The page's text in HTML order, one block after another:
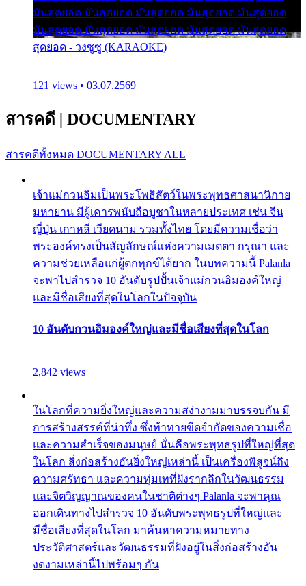
มันสุดยอด มันสุดยอด มันสุดยอด มันสุดยอด มันสุดยอด
มันสุดยอด มันสุดยอด มันสุดยอด มันสุดยอด มันสุดยอด
สุดยอด - วงซูซู (KARAOKE)
121 views • 03.07.2569
สารคดี | DOCUMENTARY
สารคดีทั้งหมด DOCUMENTARY ALL
เจ้าแม่กวนอิมเป็นพระโพธิสัตว์ในพระพุทธศาสนานิกาย
มหายาน มีผู้เคารพนับถือบูชาในหลายประเทศ เช่น จีน
ญี่ปุ่น เกาหลี เวียดนาม รวมทั้งไทย โดยมีความเชื่อว่า
พระองค์ทรงเป็นสัญลักษณ์แห่งความเมตตา กรุณา และ
ความช่วยเหลือแก่ผู้ตกทุกข์ได้ยาก ในบทความนี้ Palanla
จะพาไปสำรวจ 10 อันดับรูปปั้นเจ้าแม่กวนอิมองค์ใหญ่
และมีชื่อเสียงที่สุดในโลกในปัจจุบัน
10 อันดับกวนอิมองค์ใหญ่และมีชื่อเสียงที่สุดในโลก
2,842 views
ในโลกที่ความยิ่งใหญ่และความสง่างามมาบรรจบกัน มี
การสร้างสรรค์ที่น่าทึ่ง ซึ่งท้าทายขีดจำกัดของความเชื่อ
และความสำเร็จของมนุษย์ นั่นคือพระพุทธรูปที่ใหญ่ที่สุด
ในโลก สิ่งก่อสร้างอันยิ่งใหญ่เหล่านี้ เป็นเครื่องพิสูจน์ถึง
ความศรัทธา และความทุ่มเทที่ฝังรากลึกในวัฒนธรรม
และจิตวิญญาณของคนในชาติต่างๆ Palanla จะพาคุณ
ออกเดินทางไปสำรวจ 10 อันดับพระพุทธรูปที่ใหญ่และ
มีชื่อเสียงที่สุดในโลก มาค้นหาความหมายทาง
ประวัติศาสตร์และวัฒนธรรมที่ฝังอยู่ในสิ่งก่อสร้างอัน
งดงามเหล่านี้ไปพร้อมๆ กัน